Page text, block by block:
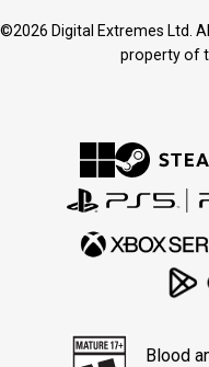
©2026 Digital Extremes Ltd.
property of
Blood